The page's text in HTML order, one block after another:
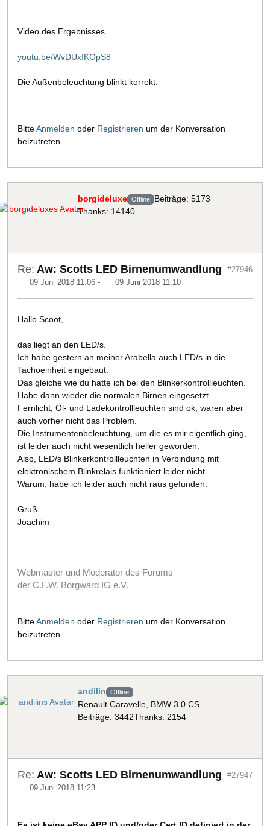
Video des Ergebnisses.
youtu.be/WvDUxIKOpS8
Die Außenbeleuchtung blinkt korrekt.
BitteAnmelden oder Registrieren um der Konversation
beizutreten.
borgideluxe Offline Beiträge: 5173
Thanks: 14140
Re: Aw: Scotts LED Birnenumwandlung
09 Juni 2018 11:06 - 09 Juni 2018 11:10
#27946
Hallo Scoot,
das liegt an den LED/s.
Ich habe gestern an meiner Arabella auch LED/s in die
Tachoeinheit eingebaut.
Das gleiche wie du hatte ich bei den Blinkerkontrollleuchten.
Habe dann wieder die normalen Birnen eingesetzt.
Fernlicht, Öl- und Ladekontrollleuchten sind ok, waren aber
auch vorher nicht das Problem.
Die Instrumentenbeleuchtung, um die es mir eigentlich ging,
ist leider auch nicht wesentlich heller geworden.
Also, LED/s Blinkerkontrollleuchten in Verbindung mit
elektronischem Blinkrelais funktioniert leider nicht.
Warum, habe ich leider auch nicht raus gefunden.
Gruß
Joachim
Webmaster und Moderator des Forums
der C.F.W. Borgward IG e.V.
BitteAnmelden oder Registrieren um der Konversation
beizutreten.
andilin Offline
Renault Caravelle, BMW 3.0 CS
Beiträge: 3442Thanks: 2154
Re: Aw: Scotts LED Birnenumwandlung
09 Juni 2018 11:23
#27947